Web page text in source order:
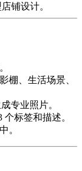
铺设计。
、生活场景、
专业照片。
标签和描述。
。